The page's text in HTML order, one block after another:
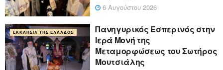
6 Αυγούστου 2026
ΕΚΚΛΗΣΊΑ ΤΗΣ ΕΛΛΆΔΟΣ
Πανηγυρικός Εσπερινός στην
Ιερά Μονή της
Μεταμορφώσεως του Σωτήρος
Μουτσιάλης